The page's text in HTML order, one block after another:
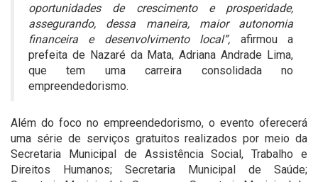
oportunidades de crescimento e prosperidade,
assegurando, dessa maneira, maior autonomia
financeira e desenvolvimento local”, afirmou a
prefeita de Nazaré da Mata, Adriana Andrade Lima,
que tem uma carreira consolidada no
empreendedorismo.
Além do foco no empreendedorismo, o evento oferecerá
uma série de serviços gratuitos realizados por meio da
Secretaria Municipal de Assistência Social, Trabalho e
Direitos Humanos; Secretaria Municipal de Saúde;